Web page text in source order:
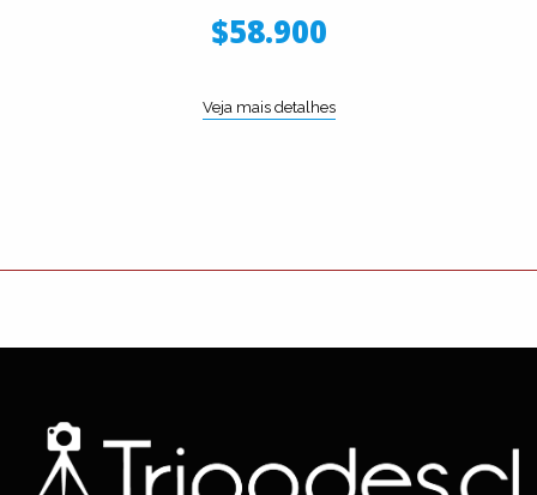
$58.900
Veja mais detalhes